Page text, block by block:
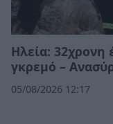
Ηλεία: 32χρονη
γκρεμό –
05/08/2026 12:17